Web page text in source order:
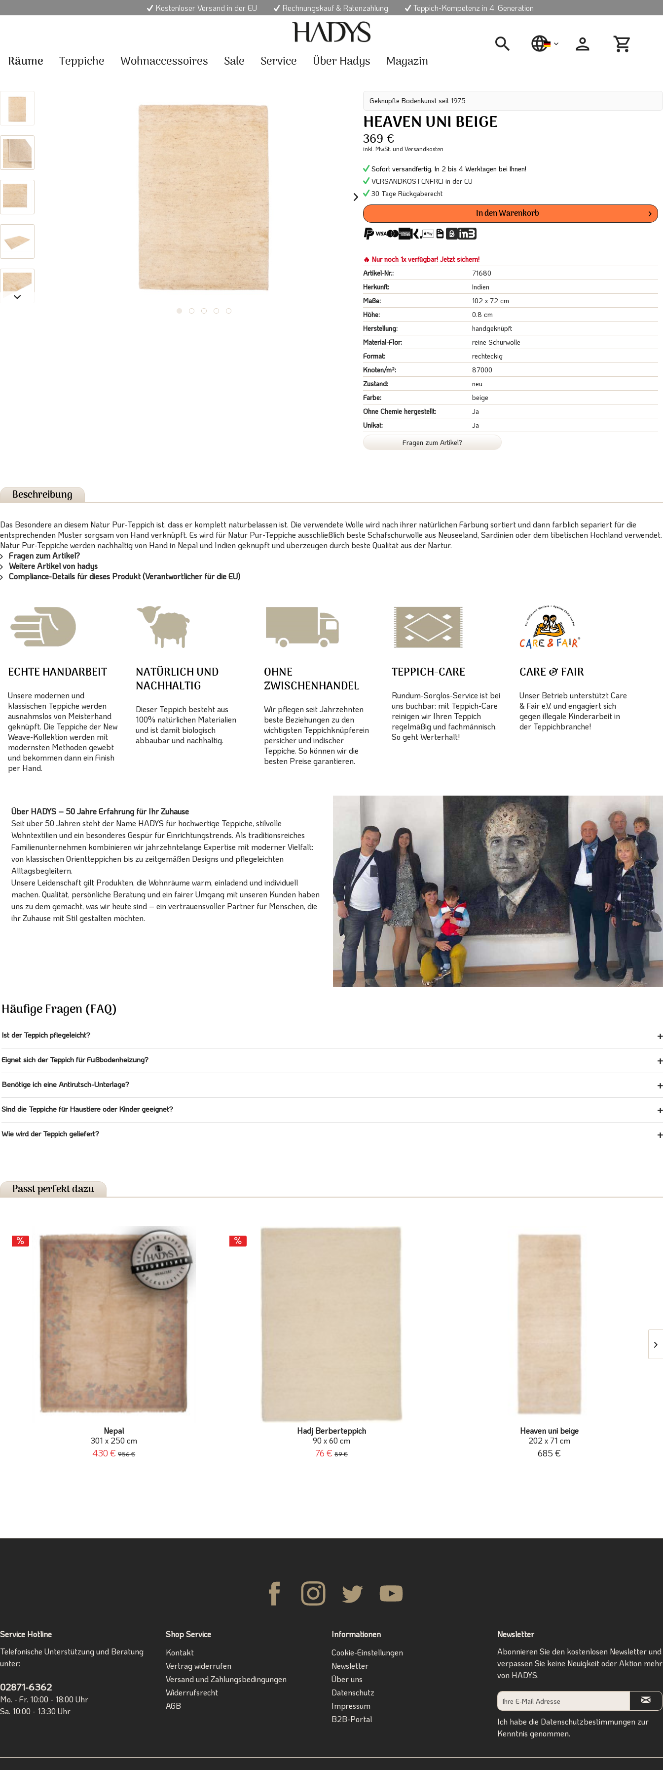
Kostenloser Versand in der EU Rechnungskauf & Ratenzahlung Teppich-Kompetenz in 4. Generation
deutsch
Räume Teppiche Wohnaccessoires Sale Service Über Hadys Magazin
Geknüpfte Bodenkunst seit 1975
HEAVEN UNI BEIGE
369 €
inkl. MwSt. und Versandkosten
Sofort versandfertig, In 2 bis 4 Werktagen bei Ihnen!
VERSANDKOSTENFREI in der EU
30 Tage Rückgaberecht
In denWarenkorb
🔥 Nur noch 1x verfügbar! Jetzt sichern!
Artikel-Nr.:
71680
Herkunft:
Indien
Maße:
102 x 72 cm
Höhe:
0.8 cm
Herstellung:
handgeknüpft
Material-Flor:
reine Schurwolle
Format:
rechteckig
Knoten/m²:
87000
Zustand:
neu
Farbe:
beige
Ohne Chemie hergestellt:
Ja
Unikat:
Ja
Fragen zum Artikel?
Beschreibung
Das Besondere an diesem Natur Pur-Teppich ist, dass er komplett naturbelassen ist. Die verwendete Wolle wird nach ihrer natürlichen Färbung sortiert und dann farblich separiert für die
entsprechenden Muster sorgsam von Hand verknüpft. Es wird für Natur Pur-Teppiche ausschließlich beste Schafschurwolle aus Neuseeland, Sardinien oder dem tibetischen Hochland verwendet.
Natur Pur-Teppiche werden nachhaltig von Hand in Nepal und Indien geknüpft und überzeugen durch beste Qualität aus der Nartur.
Fragen zum Artikel?
Weitere Artikel von hadys
Compliance-Details für dieses Produkt (Verantwortlicher für die EU)
ECHTE HANDARBEIT
Unsere modernen und
klassischen Teppiche werden
ausnahmslos von Meisterhand
geknüpft. Die Teppiche der New
Weave-Kollektion werden mit
modernsten Methoden gewebt
und bekommen dann ein Finish
per Hand.
NATÜRLICH UND
NACHHALTIG
Dieser Teppich besteht aus
100% natürlichen Materialien
und ist damit biologisch
abbaubar und nachhaltig.
OHNE
ZWISCHENHANDEL
Wir pflegen seit Jahrzehnten
beste Beziehungen zu den
wichtigsten Teppichknüpferein
persicher und indischer
Teppiche. So können wir die
besten Preise garantieren.
TEPPICH-CARE
Rundum-Sorglos-Service ist bei
uns buchbar: mit Teppich-Care
reinigen wir Ihren Teppich
regelmäßig und fachmännisch.
So geht Werterhalt!
CARE & FAIR
Unser Betrieb unterstützt Care
& Fair e.V. und engagiert sich
gegen illegale Kinderarbeit in
der Teppichbranche!
Über HADYS – 50 Jahre Erfahrung für Ihr Zuhause
Seit über 50 Jahren steht der Name HADYS für hochwertige Teppiche, stilvolle
Wohntextilien und ein besonderes Gespür für Einrichtungstrends. Als traditionsreiches
Familienunternehmen kombinieren wir jahrzehntelange Expertise mit moderner Vielfalt:
von klassischen Orientteppichen bis zu zeitgemäßen Designs und pflegeleichten
Alltagsbegleitern.
Unsere Leidenschaft gilt Produkten, die Wohnräume warm, einladend und individuell
machen. Qualität, persönliche Beratung und ein fairer Umgang mit unseren Kunden haben
uns zu dem gemacht, was wir heute sind – ein vertrauensvoller Partner für Menschen, die
ihr Zuhause mit Stil gestalten möchten.
Häufige Fragen (FAQ)
Ist der Teppich pflegeleicht?
Eignet sich der Teppich für Fußbodenheizung?
Benötige ich eine Antirutsch-Unterlage?
Sind die Teppiche für Haustiere oder Kinder geeignet?
Wie wird der Teppich geliefert?
Passt perfekt dazu
Nepal
301 x 250 cm
430 € 956 €
Hadj Berberteppich
90 x 60 cm
76 € 89 €
Heaven uni beige
202 x 71 cm
685 €
Service Hotline
Telefonische Unterstützung und Beratung
unter:
02871-6362
Mo. - Fr. 10:00 - 18:00 Uhr
Sa. 10:00 - 13:30 Uhr
Shop Service
Kontakt
Vertrag widerrufen
Versand und Zahlungsbedingungen
Widerrufsrecht
AGB
Informationen
Cookie-Einstellungen
Newsletter
Über uns
Datenschutz
Impressum
B2B-Portal
Newsletter
Abonnieren Sie den kostenlosen Newsletter und
verpassen Sie keine Neuigkeit oder Aktion mehr
von HADYS.
Ich habe die Datenschutzbestimmungen zur
Kenntnis genommen.